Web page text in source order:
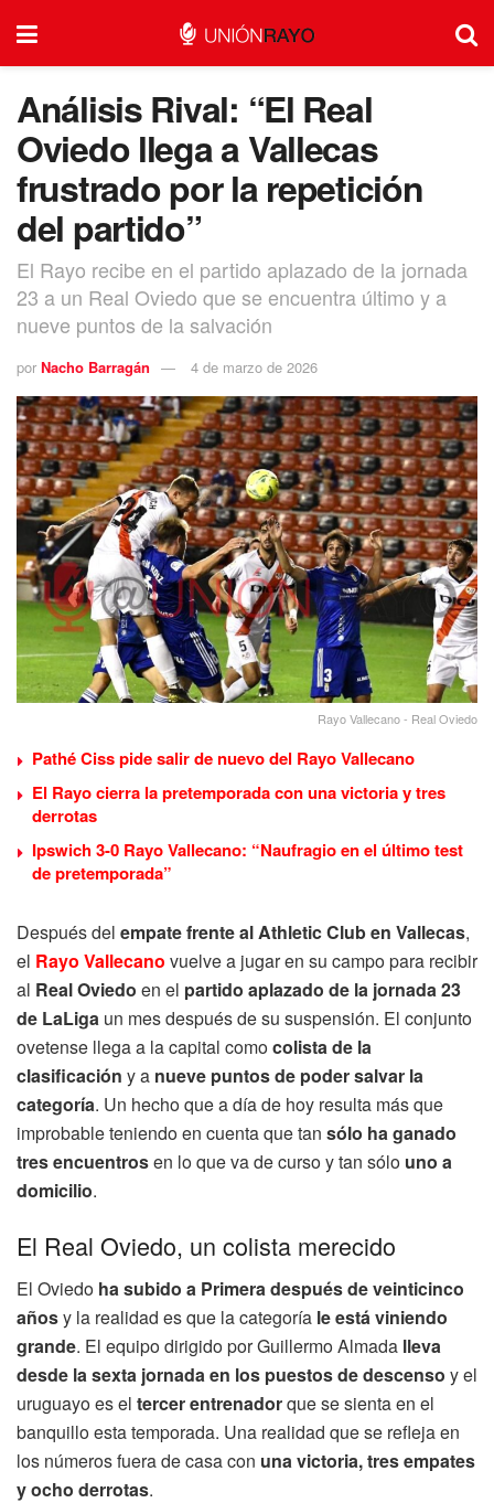
Análisis Rival: “El Real
Oviedo llega a Vallecas
frustrado por la repetición
del partido”
El Rayo recibe en el partido aplazado de la jornada
23 a un Real Oviedo que se encuentra último y a
nueve puntos de la salvación
por Nacho Barragán 4 de marzo de 2026
Rayo Vallecano - Real Oviedo
Pathé Ciss pide salir de nuevo del Rayo Vallecano
El Rayo cierra la pretemporada con una victoria y tres
derrotas
Ipswich 3-0 Rayo Vallecano: “Naufragio en el último test
de pretemporada”
Después del empate frente al Athletic Club en Vallecas,
el Rayo Vallecano vuelve a jugar en su campo para recibir
al Real Oviedo en el partido aplazado de la jornada 23
de LaLiga un mes después de su suspensión. El conjunto
ovetense llega a la capital comocolista de la
clasificación y a nueve puntos de poder salvar la
categoría. Un hecho que a día de hoy resulta más que
improbable teniendo en cuenta que tan sólo ha ganado
tres encuentrosen lo que va de curso y tan sólo uno a
domicilio.
El Real Oviedo, un colista merecido
El Oviedo ha subido a Primera después de veinticinco
añosy la realidad es que la categoría le está viniendo
grande. El equipo dirigido por Guillermo Almada lleva
desde la sexta jornada en los puestos de descenso y el
uruguayo es el tercer entrenadorque se sienta en el
banquillo esta temporada. Una realidad que se refleja en
los números fuera de casa con una victoria, tres empates
y ocho derrotas.